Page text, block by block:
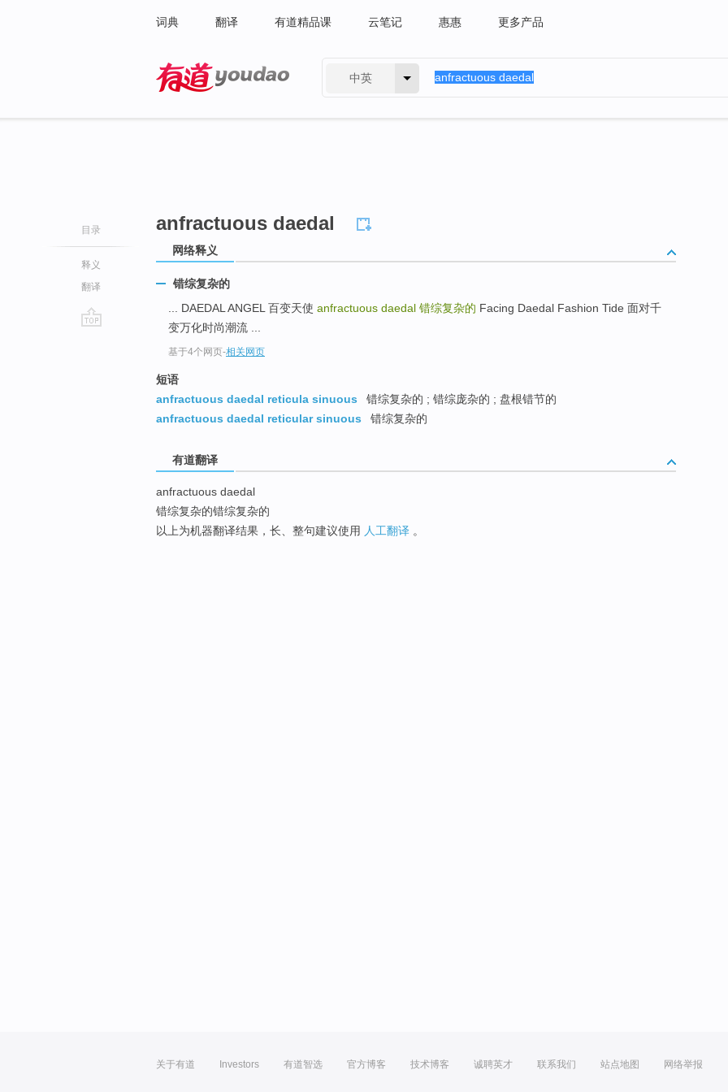
词典 翻译 有道精品课 云笔记 惠惠 更多产品
中英
目录
释义
翻译
anfractuous daedal
网络释义
错综复杂的
... DAEDAL ANGEL 百变天使 anfractuous daedal 错综复杂的 Facing Daedal Fashion Tide 面对千
变万化时尚潮流 ...
基于4个网页-相关网页
短语
anfractuous daedal reticula sinuous
错综复杂的 ; 错综庞杂的 ; 盘根错节的
anfractuous daedal reticular sinuous
错综复杂的
有道翻译
anfractuous daedal
错综复杂的错综复杂的
以上为机器翻译结果，长、整句建议使用 人工翻译 。
关于有道 Investors 有道智选 官方博客 技术博客 诚聘英才 联系我们 站点地图 网络举报